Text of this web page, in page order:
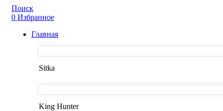
Поиск
0 Избранное
Главная
Sitka
King Hunter